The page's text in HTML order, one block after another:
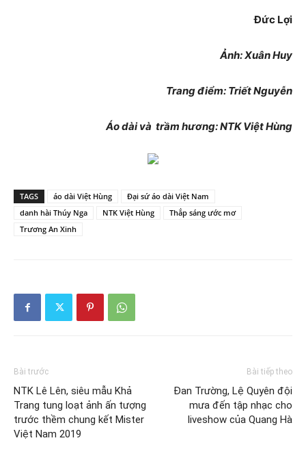
Đức Lợi
Ảnh: Xuân Huy
Trang điểm: Triết Nguyễn
Áo dài và trầm hương: NTK Việt Hùng
TAGS áo dài Việt Hùng
Đại sứ áo dài Việt Nam
danh hài Thúy Nga
NTK Việt Hùng
Thắp sáng ước mơ
Trương An Xinh
Bài trước
NTK Lê Lên, siêu mẫu Khả
Trang tung loạt ảnh ấn tượng
trước thềm chung kết Mister
Việt Nam 2019
Bài tiếp theo
Đan Trường, Lệ Quyên đội
mưa đến tập nhạc cho
liveshow của Quang Hà